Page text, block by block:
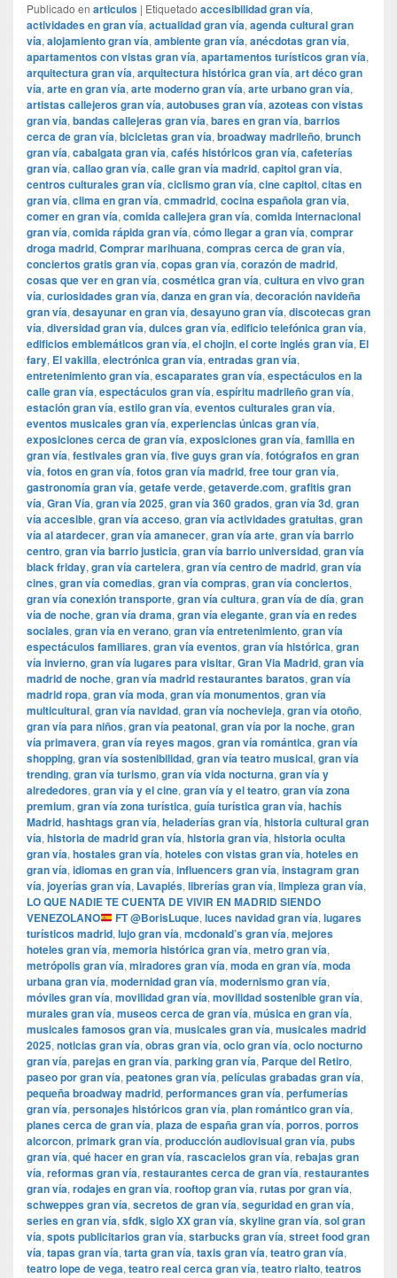
Publicado en articulos | Etiquetado accesibilidad gran vía,
actividades en gran vía, actualidad gran vía, agenda cultural gran
vía, alojamiento gran vía, ambiente gran vía, anécdotas gran vía,
apartamentos con vistas gran vía, apartamentos turísticos gran vía,
arquitectura gran vía, arquitectura histórica gran vía, art déco gran
vía, arte en gran vía, arte moderno gran vía, arte urbano gran vía,
artistas callejeros gran vía, autobuses gran vía, azoteas con vistas
gran vía, bandas callejeras gran vía, bares en gran vía, barrios
cerca de gran vía, bicicletas gran vía, broadway madrileño, brunch
gran vía, cabalgata gran vía, cafés históricos gran vía, cafeterías
gran vía, callao gran vía, calle gran vía madrid, capitol gran vía,
centros culturales gran vía, ciclismo gran vía, cine capitol, citas en
gran vía, clima en gran vía, cmmadrid, cocina española gran vía,
comer en gran vía, comida callejera gran vía, comida internacional
gran vía, comida rápida gran vía, cómo llegar a gran vía, comprar
droga madrid, Comprar marihuana, compras cerca de gran vía,
conciertos gratis gran vía, copas gran vía, corazón de madrid,
cosas que ver en gran vía, cosmética gran vía, cultura en vivo gran
vía, curiosidades gran vía, danza en gran vía, decoración navideña
gran vía, desayunar en gran vía, desayuno gran vía, discotecas gran
vía, diversidad gran vía, dulces gran vía, edificio telefónica gran vía,
edificios emblemáticos gran vía, el chojin, el corte inglés gran vía, El
fary, El vakilla, electrónica gran vía, entradas gran vía,
entretenimiento gran vía, escaparates gran vía, espectáculos en la
calle gran vía, espectáculos gran vía, espíritu madrileño gran vía,
estación gran vía, estilo gran vía, eventos culturales gran vía,
eventos musicales gran vía, experiencias únicas gran vía,
exposiciones cerca de gran vía, exposiciones gran vía, familia en
gran vía, festivales gran vía, five guys gran vía, fotógrafos en gran
vía, fotos en gran vía, fotos gran vía madrid, free tour gran vía,
gastronomía gran vía, getafe verde, getaverde.com, grafitis gran
vía, Gran Vía, gran vía 2025, gran vía 360 grados, gran vía 3d, gran
vía accesible, gran vía acceso, gran vía actividades gratuitas, gran
vía al atardecer, gran vía amanecer, gran vía arte, gran vía barrio
centro, gran vía barrio justicia, gran vía barrio universidad, gran vía
black friday, gran vía cartelera, gran vía centro de madrid, gran vía
cines, gran vía comedias, gran vía compras, gran vía conciertos,
gran vía conexión transporte, gran vía cultura, gran vía de día, gran
vía de noche, gran vía drama, gran vía elegante, gran vía en redes
sociales, gran vía en verano, gran vía entretenimiento, gran vía
espectáculos familiares, gran vía eventos, gran vía histórica, gran
vía invierno, gran vía lugares para visitar, ​​Gran Via Madrid, gran vía
madrid de noche, gran vía madrid restaurantes baratos, gran vía
madrid ropa, gran vía moda, gran vía monumentos, gran vía
multicultural, gran vía navidad, gran vía nochevieja, gran vía otoño,
gran vía para niños, gran vía peatonal, gran vía por la noche, gran
vía primavera, gran vía reyes magos, gran vía romántica, gran vía
shopping, gran vía sostenibilidad, gran vía teatro musical, gran vía
trending, gran vía turismo, gran vía vida nocturna, gran vía y
alrededores, gran vía y el cine, gran vía y el teatro, gran vía zona
premium, gran vía zona turística, guía turística gran vía, hachís
Madrid, hashtags gran vía, heladerías gran vía, historia cultural gran
vía, historia de madrid gran vía, historia gran vía, historia oculta
gran vía, hostales gran vía, hoteles con vistas gran vía, hoteles en
gran vía, idiomas en gran vía, influencers gran vía, instagram gran
vía, joyerías gran vía, Lavapiés, librerías gran vía, limpieza gran vía,
LO QUE NADIE TE CUENTA DE VIVIR EN MADRID SIENDO
VENEZOLANO
FT ‪@BorisLuque‬, luces navidad gran vía, lugares
turísticos madrid, lujo gran vía, mcdonald’s gran vía, mejores
hoteles gran vía, memoria histórica gran vía, metro gran vía,
metrópolis gran vía, miradores gran vía, moda en gran vía, moda
urbana gran vía, modernidad gran vía, modernismo gran vía,
móviles gran vía, movilidad gran vía, movilidad sostenible gran vía,
murales gran vía, museos cerca de gran vía, música en gran vía,
musicales famosos gran vía, musicales gran vía, musicales madrid
2025, noticias gran vía, obras gran vía, ocio gran vía, ocio nocturno
gran vía, parejas en gran vía, parking gran vía, Parque del Retiro,
paseo por gran vía, peatones gran vía, películas grabadas gran vía,
pequeña broadway madrid, performances gran vía, perfumerías
gran vía, personajes históricos gran vía, plan romántico gran vía,
planes cerca de gran vía, plaza de españa gran vía, porros, porros
alcorcon, primark gran vía, producción audiovisual gran vía, pubs
gran vía, qué hacer en gran vía, rascacielos gran vía, rebajas gran
vía, reformas gran vía, restaurantes cerca de gran vía, restaurantes
gran vía, rodajes en gran vía, rooftop gran vía, rutas por gran vía,
schweppes gran vía, secretos de gran vía, seguridad en gran vía,
series en gran vía, sfdk, siglo XX gran vía, skyline gran vía, sol gran
vía, spots publicitarios gran vía, starbucks gran vía, street food gran
vía, tapas gran vía, tarta gran vía, taxis gran vía, teatro gran vía,
teatro lope de vega, teatro real cerca gran vía, teatro rialto, teatros